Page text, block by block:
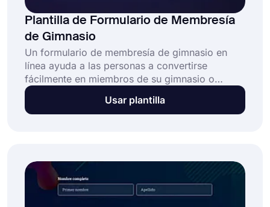
Plantilla de Formulario de Membresía
de Gimnasio
Un formulario de membresía de gimnasio en
línea ayuda a las personas a convertirse
fácilmente en miembros de su gimnasio o
centro de fitness. Si está buscando una solución
eficiente para aceptar miembros, forms.app
línea hoy!
Usar plantilla